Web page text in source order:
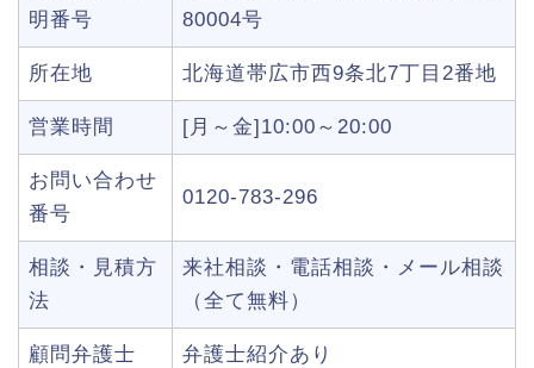
明番号
80004号
所在地 北海道帯広市西9条北7丁目2番地
営業時間 [月～金]10:00～20:00
お問い合わせ
番号
0120-783-296
相談・見積方
法
来社相談・電話相談・メール相談
（全て無料）
顧問弁護士 弁護士紹介あり